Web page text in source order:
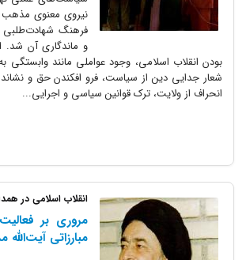
نیروی معنوی مذهب
فرهنگ شهادت‌طلبی و
و ماندگاری آن شد.
بودن انقلاب اسلامی، وجود عواملی مانند وابستگی به
شعار جدایی دین از سیاست، فرو افکندن حق و
انحراف از ولایت، ترک قوانین سیاسی و اجرایی...
انقلاب اسلامی در همدان
مروری بر
مبارزاتی آیت‌الله